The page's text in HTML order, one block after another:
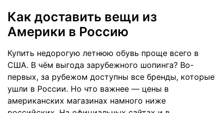
Как доставить вещи из
Америки в Россию
Купить недорогую летнюю обувь проще всего в
США. В чём выгода зарубежного шопинга? Во-
первых, за рубежом доступны все бренды, которые
ушли в России. Но что важнее — цены в
американских магазинах намного ниже